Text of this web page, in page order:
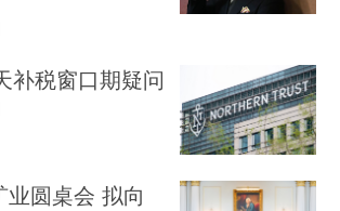
补税窗口期疑问
圆桌会 拟向